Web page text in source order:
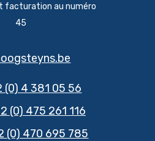
facturation au numéro
45
(0) 4 381 05 56
(0) 475 261 116
(0) 470 695 785